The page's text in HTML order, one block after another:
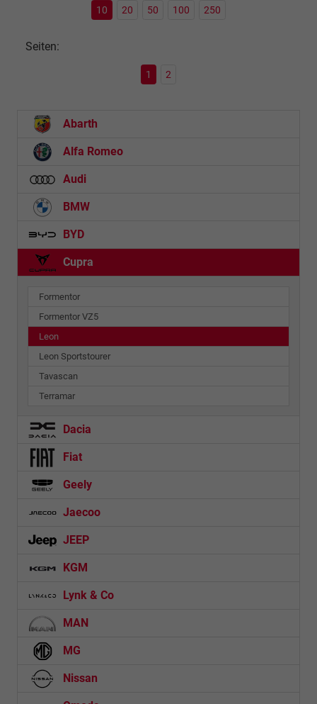
10 20 50 100 250
Seiten:
1 2
Abarth
Alfa Romeo
Audi
BMW
BYD
Cupra
Formentor
Formentor VZ5
Leon
Leon Sportstourer
Tavascan
Terramar
Dacia
Fiat
Geely
Jaecoo
JEEP
KGM
Lynk & Co
MAN
MG
Nissan